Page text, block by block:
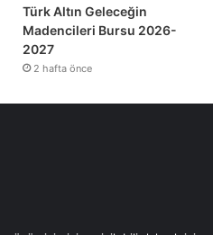
Türk Altın Geleceğin
Madencileri Bursu 2026-
2027
2 hafta önce